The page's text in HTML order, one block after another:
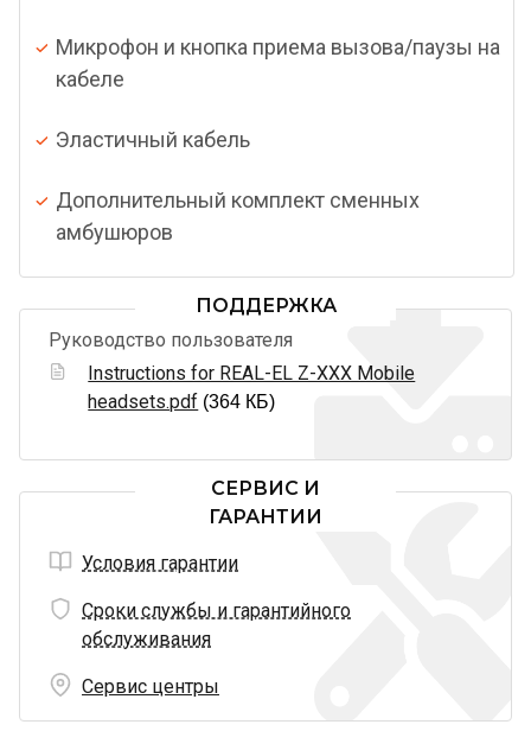
Микрофон и кнопка приема вызова/паузы на
кабеле
Эластичный кабель
Дополнительный комплект сменных
амбушюров
ПОДДЕРЖКА
Руководство пользователя
Instructions for REAL-EL Z-XXX Mobile
headsets.pdf (364 КБ)
СЕРВИС И
ГАРАНТИИ
Условия гарантии
Сроки службы и гарантийного
обслуживания
Сервис центры